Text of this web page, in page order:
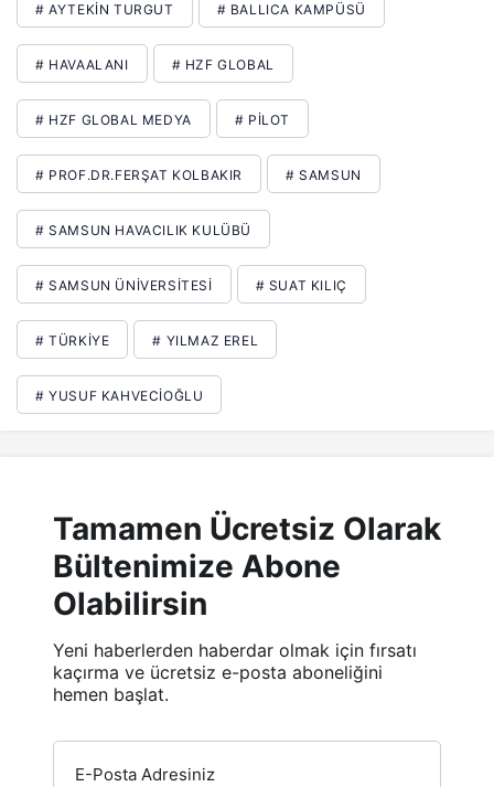
# AYTEKIN TURGUT # BALLICA KAMPÜSÜ
# HAVAALANI # HZF GLOBAL
# HZF GLOBAL MEDYA # PILOT
# PROF.DR.FERŞAT KOLBAKIR # SAMSUN
# SAMSUN HAVACILIK KULÜBÜ
# SAMSUN ÜNIVERSITESI # SUAT KILIÇ
# TÜRKIYE # YILMAZ EREL
# YUSUF KAHVECIOĞLU
Tamamen Ücretsiz Olarak
Bültenimize Abone
Olabilirsin
Yeni haberlerden haberdar olmak için fırsatı
kaçırma ve ücretsiz e-posta aboneliğini
hemen başlat.
E-Posta Adresiniz